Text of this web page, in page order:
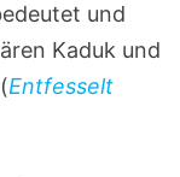
und
Kaduk und
(Entfesselt